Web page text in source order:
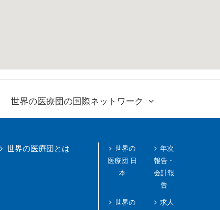
世界の医療団の国際ネットワーク
世界の医療団とは
世界の
医療団 日
本
世界の
年次
報告・
会計報
告
求人